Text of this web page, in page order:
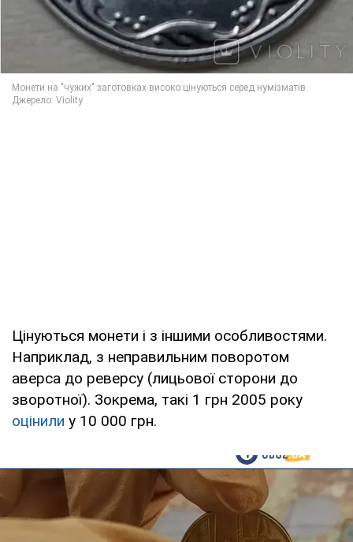
Цінуються монети і з іншими особливостями.
Наприклад, з неправильним поворотом
аверса до реверсу (лицьової сторони до
зворотної). Зокрема, такі 1 грн 2005 року
оцінили у 10 000 грн.